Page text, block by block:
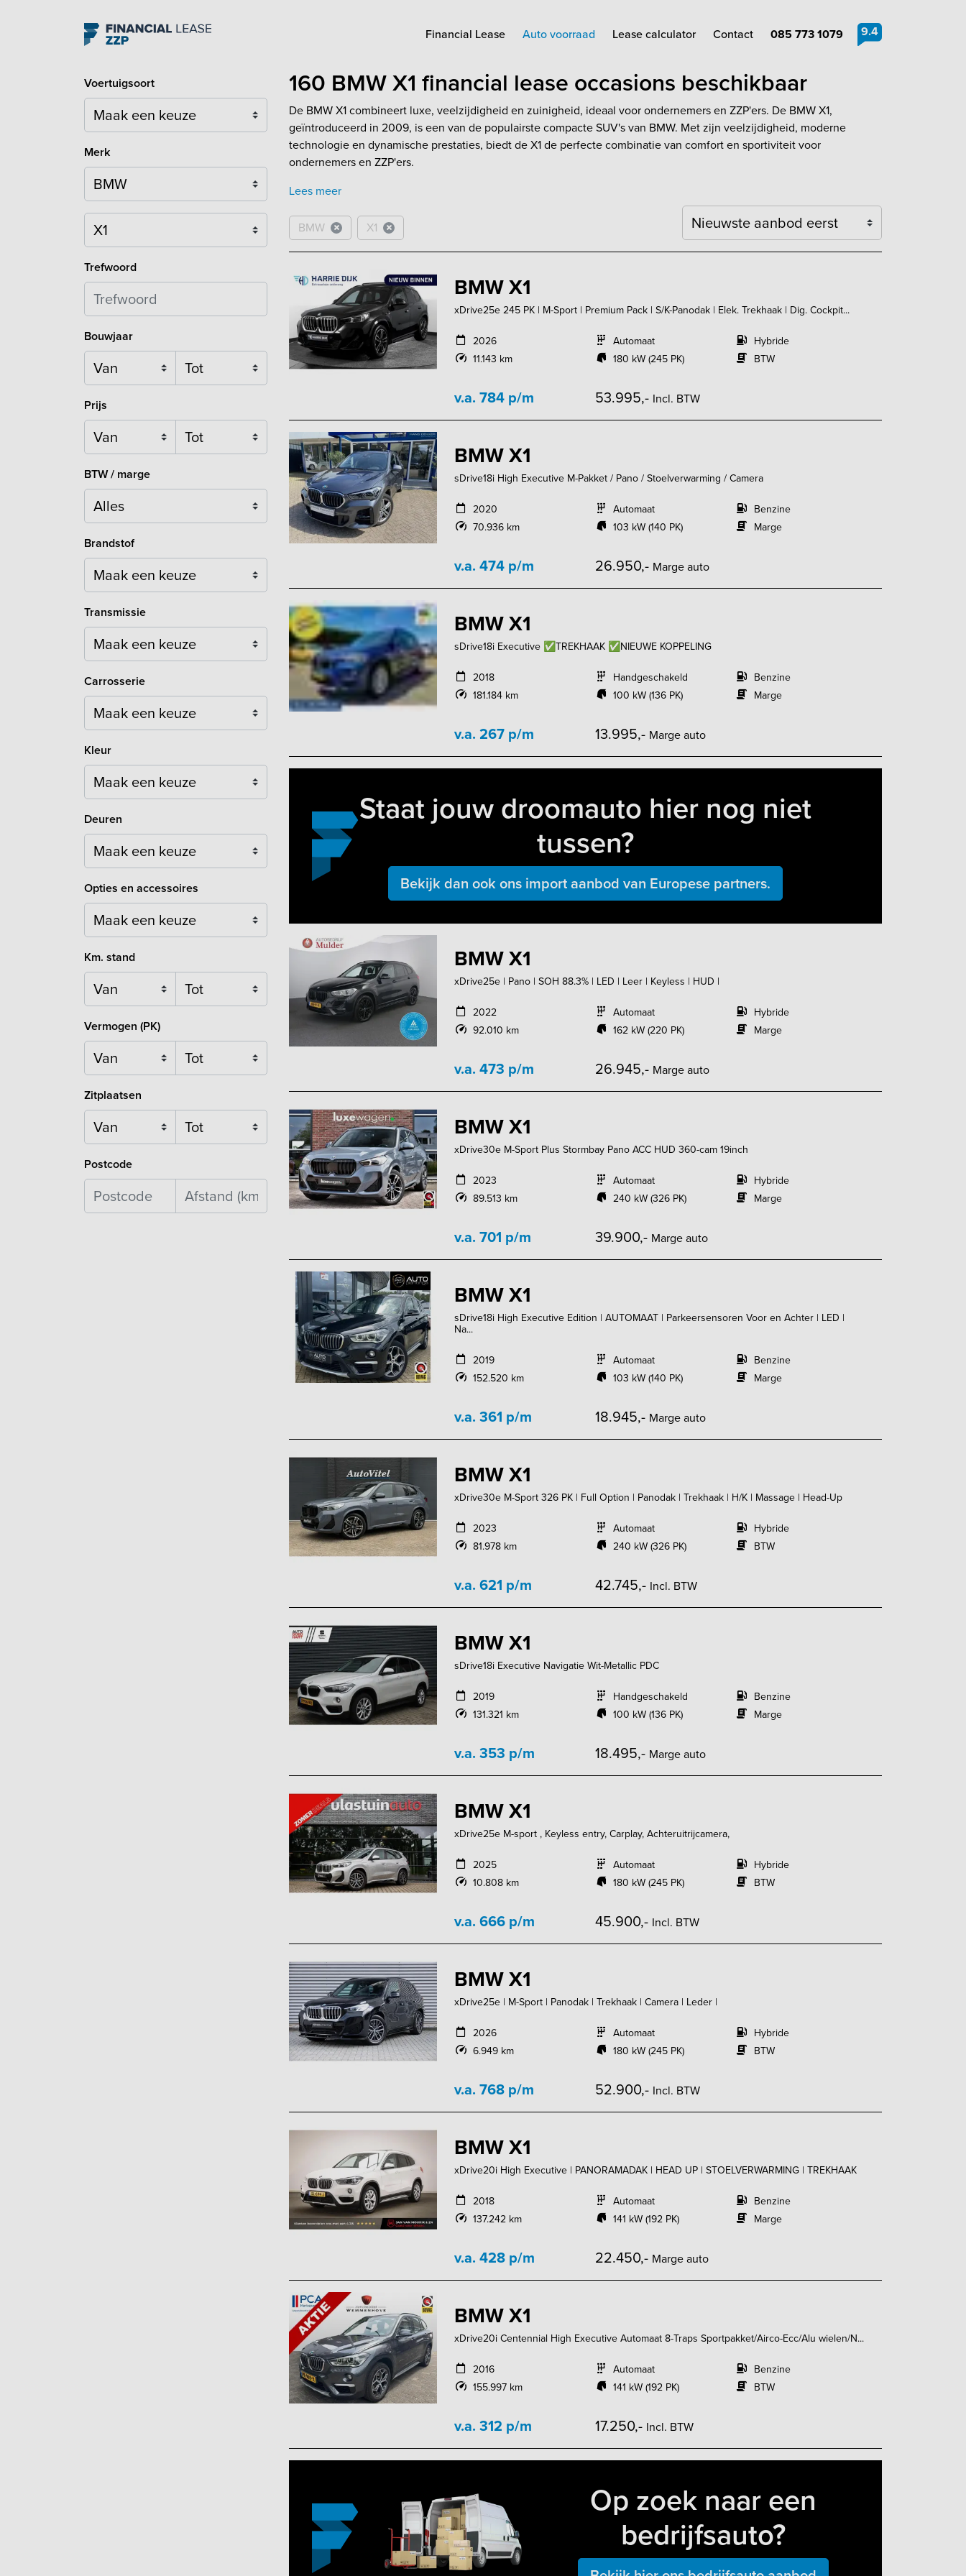
Navigation 9.4
Financial Lease Auto voorraad Lease calculator Contact 085 773 1079
Voertuigsoort
Merk
Model
Trefwoord
Bouwjaar
Prijs
BTW / marge
Brandstof
Maak een keuze
Transmissie
Carrosserie
Maak een keuze
Kleur
Maak een keuze
Deuren
Maak een keuze
Opties en accessoires
Maak een keuze
Km. stand
Vermogen (PK)
Zitplaatsen
Postcode
160 BMW X1 financial lease occasions beschikbaar
De BMW X1 combineert luxe, veelzijdigheid en zuinigheid, ideaal voor ondernemers en ZZP'ers. De BMW X1,
geïntroduceerd in 2009, is een van de populairste compacte SUV's van BMW. Met zijn veelzijdigheid, moderne
technologie en dynamische prestaties, biedt de X1 de perfecte combinatie van comfort en sportiviteit voor
ondernemers en ZZP'ers.
Lees meer
BMW X1
Sortering
BMW X1
xDrive25e 245 PK | M-Sport | Premium Pack | S/K-Panodak | Elek. Trekhaak | Dig. Cockpit...
2026
11.143 km
Automaat
180 kW (245 PK)
Hybride
BTW
v.a. 784 p/m 53.995,- Incl. BTW
BMW X1
sDrive18i High Executive M-Pakket / Pano / Stoelverwarming / Camera
2020
70.936 km
Automaat
103 kW (140 PK)
Benzine
Marge
v.a. 474 p/m 26.950,- Marge auto
BMW X1
sDrive18i Executive ✅TREKHAAK ✅NIEUWE KOPPELING
2018
181.184 km
Handgeschakeld
100 kW (136 PK)
Benzine
Marge
v.a. 267 p/m 13.995,- Marge auto
Staat jouw droomauto hier nog niet
tussen?
Bekijk dan ook ons import aanbod van Europese partners.
BMW X1
xDrive25e | Pano | SOH 88.3% | LED | Leer | Keyless | HUD |
2022
92.010 km
Automaat
162 kW (220 PK)
Hybride
Marge
v.a. 473 p/m 26.945,- Marge auto
BMW X1
xDrive30e M-Sport Plus Stormbay Pano ACC HUD 360-cam 19inch
2023
89.513 km
Automaat
240 kW (326 PK)
Hybride
Marge
v.a. 701 p/m 39.900,- Marge auto
BMW X1
sDrive18i High Executive Edition | AUTOMAAT | Parkeersensoren Voor en Achter | LED |
Na...
2019
152.520 km
Automaat
103 kW (140 PK)
Benzine
Marge
v.a. 361 p/m 18.945,- Marge auto
BMW X1
xDrive30e M-Sport 326 PK | Full Option | Panodak | Trekhaak | H/K | Massage | Head-Up
2023
81.978 km
Automaat
240 kW (326 PK)
Hybride
BTW
v.a. 621 p/m 42.745,- Incl. BTW
BMW X1
sDrive18i Executive Navigatie Wit-Metallic PDC
2019
131.321 km
Handgeschakeld
100 kW (136 PK)
Benzine
Marge
v.a. 353 p/m 18.495,- Marge auto
BMW X1
xDrive25e M-sport , Keyless entry, Carplay, Achteruitrijcamera,
2025
10.808 km
Automaat
180 kW (245 PK)
Hybride
BTW
v.a. 666 p/m 45.900,- Incl. BTW
BMW X1
xDrive25e | M-Sport | Panodak | Trekhaak | Camera | Leder |
2026
6.949 km
Automaat
180 kW (245 PK)
Hybride
BTW
v.a. 768 p/m 52.900,- Incl. BTW
BMW X1
xDrive20i High Executive | PANORAMADAK | HEAD UP | STOELVERWARMING | TREKHAAK
2018
137.242 km
Automaat
141 kW (192 PK)
Benzine
Marge
v.a. 428 p/m 22.450,- Marge auto
BMW X1
xDrive20i Centennial High Executive Automaat 8-Traps Sportpakket/Airco-Ecc/Alu wielen/N...
2016
155.997 km
Automaat
141 kW (192 PK)
Benzine
BTW
v.a. 312 p/m 17.250,- Incl. BTW
Op zoek naar een
bedrijfsauto?